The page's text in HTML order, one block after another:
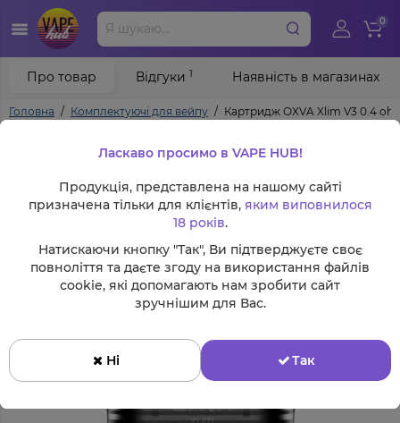
0
Головна Комплектуючі для вейпу Картридж OXVA Xlim V3 0.4
Про товар Відгуки 1 Наявність в магазинах
Ласкаво просимо в VAPE HUB!
Продукція, представлена на нашому сайті
призначена тільки для клієнтів, яким виповнилося
18 років.
Натискаючи кнопку "Так", Ви підтверджуєте своє
повноліття та даєте згоду на використання файлів
cookie, які допомагають нам зробити сайт
зручнішим для Вас.
Ні Так